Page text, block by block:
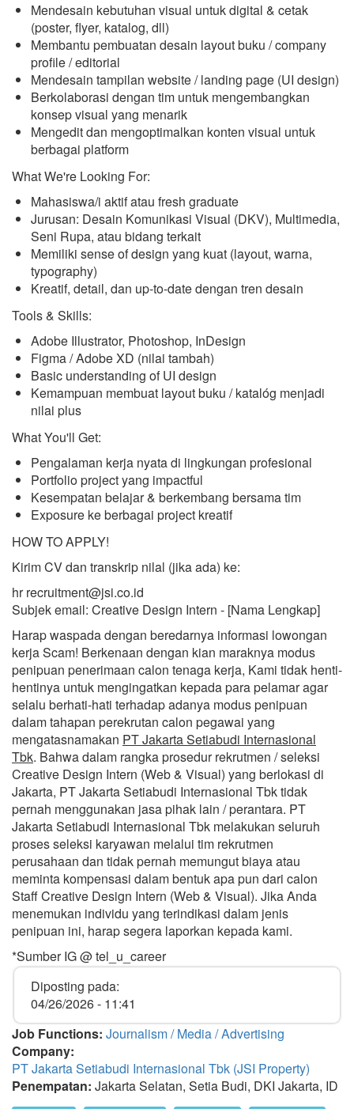
Mendesain kebutuhan visual untuk digital & cetak
(poster, flyer, katalog, dll)
Membantu pembuatan desain layout buku / company
profile / editorial
Mendesain tampilan website / landing page (UI design)
Berkolaborasi dengan tim untuk mengembangkan
konsep visual yang menarik
Mengedit dan mengoptimalkan konten visual untuk
berbagai platform
What We're Looking For:
Mahasiswa/i aktif atau fresh graduate
Jurusan: Desain Komunikasi Visual (DKV), Multimedia,
Seni Rupa, atau bidang terkait
Memiliki sense of design yang kuat (layout, warna,
typography)
Kreatif, detail, dan up-to-date dengan tren desain
Tools & Skills:
Adobe Illustrator, Photoshop, InDesign
Figma / Adobe XD (nilai tambah)
Basic understanding of UI design
Kemampuan membuat layout buku / katalóg menjadi
nilai plus
What You'll Get:
Pengalaman kerja nyata di lingkungan profesional
Portfolio project yang impactful
Kesempatan belajar & berkembang bersama tim
Exposure ke berbagai project kreatif
HOW TO APPLY!
Kirim CV dan transkrip nilal (jika ada) ke:
hr recruitment@jsi.co.id
Subjek email: Creative Design Intern - [Nama Lengkap]
Harap waspada dengan beredarnya informasi lowongan
kerja Scam! Berkenaan dengan kian maraknya modus
penipuan penerimaan calon tenaga kerja, Kami tidak henti-
hentinya untuk mengingatkan kepada para pelamar agar
selalu berhati-hati terhadap adanya modus penipuan
dalam tahapan perekrutan calon pegawai yang
mengatasnamakan PT Jakarta Setiabudi Internasional
Tbk. Bahwa dalam rangka prosedur rekrutmen / seleksi
Creative Design Intern (Web & Visual) yang berlokasi di
Jakarta, PT Jakarta Setiabudi Internasional Tbk tidak
pernah menggunakan jasa pihak lain / perantara. PT
Jakarta Setiabudi Internasional Tbk melakukan seluruh
proses seleksi karyawan melalui tim rekrutmen
perusahaan dan tidak pernah memungut biaya atau
meminta kompensasi dalam bentuk apa pun dari calon
Staff Creative Design Intern (Web & Visual). Jika Anda
menemukan individu yang terindikasi dalam jenis
penipuan ini, harap segera laporkan kepada kami.
*Sumber IG @ tel_u_career
Diposting pada:
04/26/2026 - 11:41
Job Functions: Journalism / Media / Advertising
Company:
PT Jakarta Setiabudi Internasional Tbk (JSI Property)
Penempatan: Jakarta Selatan, Setia Budi, DKI Jakarta, ID